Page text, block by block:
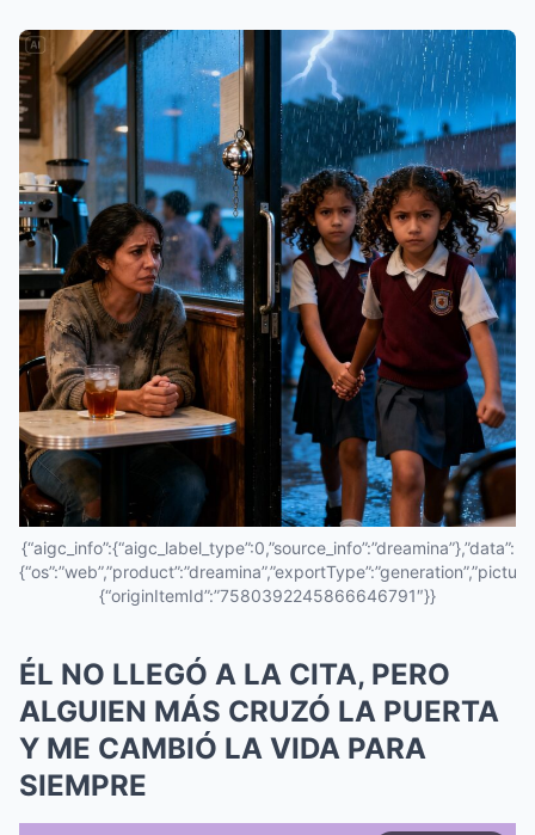
{“aigc_info”:{“aigc_label_type”:0,”source_info”:”dreamina”},”data”:
{“originItemId”:”7580392245866646791″}}
ÉL NO LLEGÓ A LA CITA, PERO
ALGUIEN MÁS CRUZÓ LA PUERTA
Y ME CAMBIÓ LA VIDA PARA
SIEMPRE